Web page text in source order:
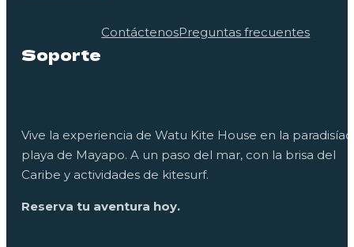
Soporte
ContáctenosPreguntas frecuentes
Vive la experiencia de Watu Kite House en la
playa de Mayapo. A un paso del mar, con la brisa del
Caribe y actividades de kitesurf.
Reserva tu aventura hoy.